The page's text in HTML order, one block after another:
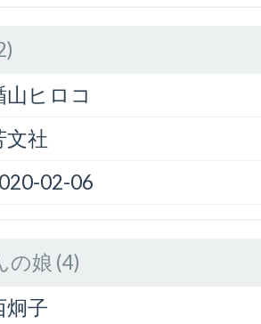
山ヒロコ
文社
02-06
の娘 (4)
炯子